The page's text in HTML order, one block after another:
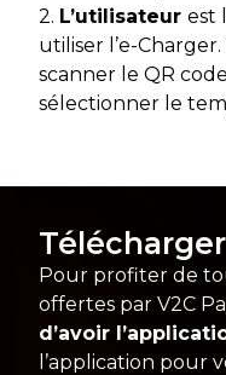
2. L’utilisateur est
utiliser l’e-
scanner le QR
sélectionner le
Pour profiter de
offertes par V2C
d’avoir
l’application pour